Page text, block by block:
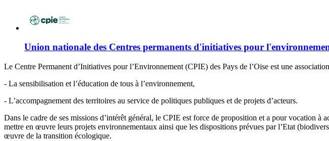
Union nationale des Centres permanents d'initiatives pour
Le Centre Permanent d’Initiatives pour l’Environnement (CPIE) des Pays de l’Oise est une
- La sensibilisation et l’éducation de tous à l’environnement,
- L’accompagnement des territoires au service de politiques publiques et de projets d’acteurs.
Dans le cadre de ses missions d’intérêt général, le CPIE est force de proposition et a pour vocation
mettre en œuvre leurs projets environnementaux ainsi que les dispositions prévues par l’Etat
œuvre de la transition écologique.